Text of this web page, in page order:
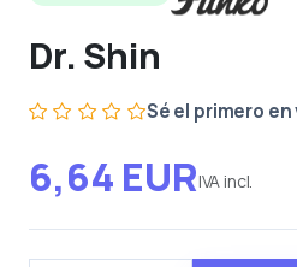
Dr. Shin
Sé el primero
6,64 EURIVA incl.